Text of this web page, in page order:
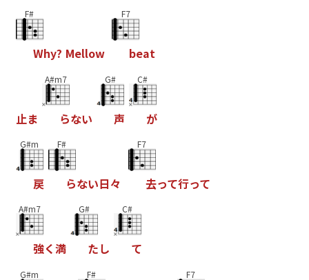
F#
Why? Mellow
F7
beat
止ま
A#m7
らない
G#
声
C#
が
G#m
戻
F#
らない日々
F7
去って行って
A#m7
強く満
G#
たし
C#
て
G#m F# F7